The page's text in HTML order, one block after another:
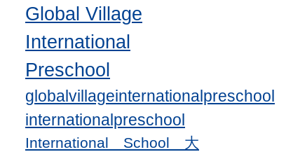
Global Village
International
Preschool
globalvillageinternationalpreschool
internationalpreschool
International School 大